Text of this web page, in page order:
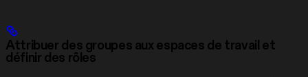
Attribuer des groupes aux espaces de travail et
définir des rôles